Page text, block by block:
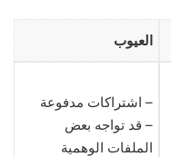
العيوب
– اشتراكات مدفوعة
– قد تواجه بعض
الملفات الوهمية